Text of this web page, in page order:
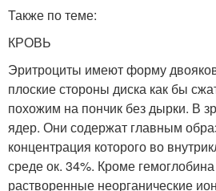
Также по теме:
КРОВЬ
Эритроциты имеют форму
плоские стороны диска как бы
похожим на пончик без дырки. В
ядер. Они содержат главным
концентрация которого во
среде ок. 34%. Кроме
растворенные неорганические